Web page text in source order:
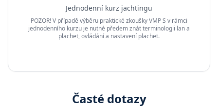
Jednodenní kurz jachtingu
POZOR! V případě výběru praktické zkoušky VMP S v rámci
jednodenního kurzu je nutné předem znát terminologii lan a
plachet, ovládání a nastavení plachet.
Časté dotazy